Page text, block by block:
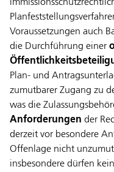
Voraussetzungen auch
die Durchführung einer
Plan- und
zumutbarer Zugang zu
was die
Anforderungen der
derzeit vor besondere
Offenlage nicht
insbesondere dürfen